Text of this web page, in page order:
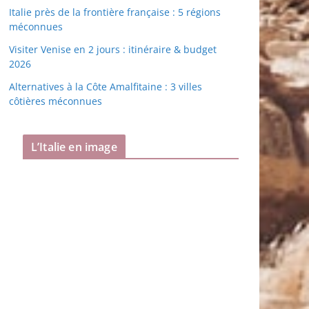
Italie près de la frontière française : 5 régions
méconnues
Visiter Venise en 2 jours : itinéraire & budget
2026
Alternatives à la Côte Amalfitaine : 3 villes
côtières méconnues
L’Italie en image